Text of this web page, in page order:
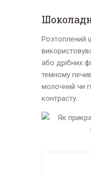
Розтоплений
або дрібних
темному
молочний чи
контрасту.